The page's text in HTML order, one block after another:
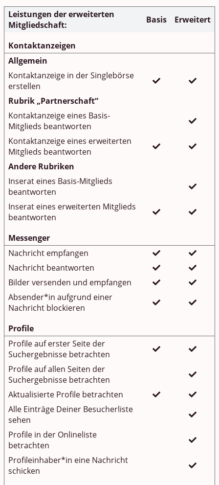
Leistungen der erweiterten
Mitgliedschaft:
Basis Erweitert
Kontaktanzeigen
Allgemein
Kontaktanzeige in der Singlebörse
erstellen
Rubrik „Partnerschaft“
Kontaktanzeige eines Basis-
Mitglieds beantworten
Kontaktanzeige eines erweiterten
Mitglieds beantworten
Andere Rubriken
Inserat eines Basis-Mitglieds
beantworten
Inserat eines erweiterten Mitglieds
beantworten
Messenger
Nachricht empfangen
Nachricht beantworten
Bilder versenden und empfangen
Absender*in aufgrund einer
Nachricht blockieren
Profile
Profile auf erster Seite der
Suchergebnisse betrachten
Profile auf allen Seiten der
Suchergebnisse betrachten
Aktualisierte Profile betrachten
Alle Einträge Deiner Besucherliste
sehen
Profile in der Onlineliste
betrachten
Profileinhaber*in eine Nachricht
schicken